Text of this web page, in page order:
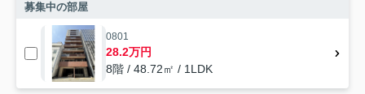
募集中の部屋
0801
28.2万円
8階 / 48.72㎡ / 1LDK